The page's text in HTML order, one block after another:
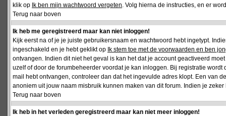
klik op Ik ben mijn wachtwoord vergeten. Volg hierna de instructies, en er
Terug naar boven
Ik heb me geregistreerd maar kan niet inloggen!
Kijk eerst na of je je juiste gebruikersnaam en wachtwoord hebt ingetypt.
ingeschakeld en je hebt geklikt op Ik stem toe met de voorwaarden en ben
ontvangen. Indien dit niet het geval is kan het dat je account geactiveerd
uzelf of door de forumbeheerder voordat je kan inloggen. Bij registratie
mail hebt ontvangen, controleer dan dat het ingevulde adres klopt. Een van
anoniem uit jouw naam misbruik kunnen maken van dit forum. Indien je
Terug naar boven
Ik heb in het verleden geregistreerd maar kan niet meer inloggen!